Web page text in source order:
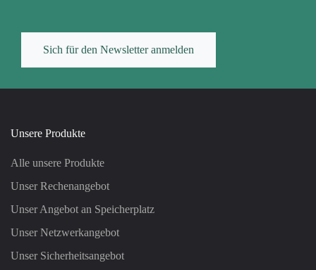
Sich für den Newsletter anmelden
Unsere Produkte
Alle unsere Produkte
Unser Rechenangebot
Unser Angebot an Speicherplatz
Unser Netzwerkangebot
Unser Sicherheitsangebot